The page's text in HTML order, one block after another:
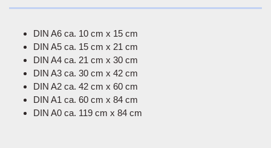
DIN A6 ca. 10 cm x 15 cm
DIN A5 ca. 15 cm x 21 cm
DIN A4 ca. 21 cm x 30 cm
DIN A3 ca. 30 cm x 42 cm
DIN A2 ca. 42 cm x 60 cm
DIN A1 ca. 60 cm x 84 cm
DIN A0 ca. 119 cm x 84 cm